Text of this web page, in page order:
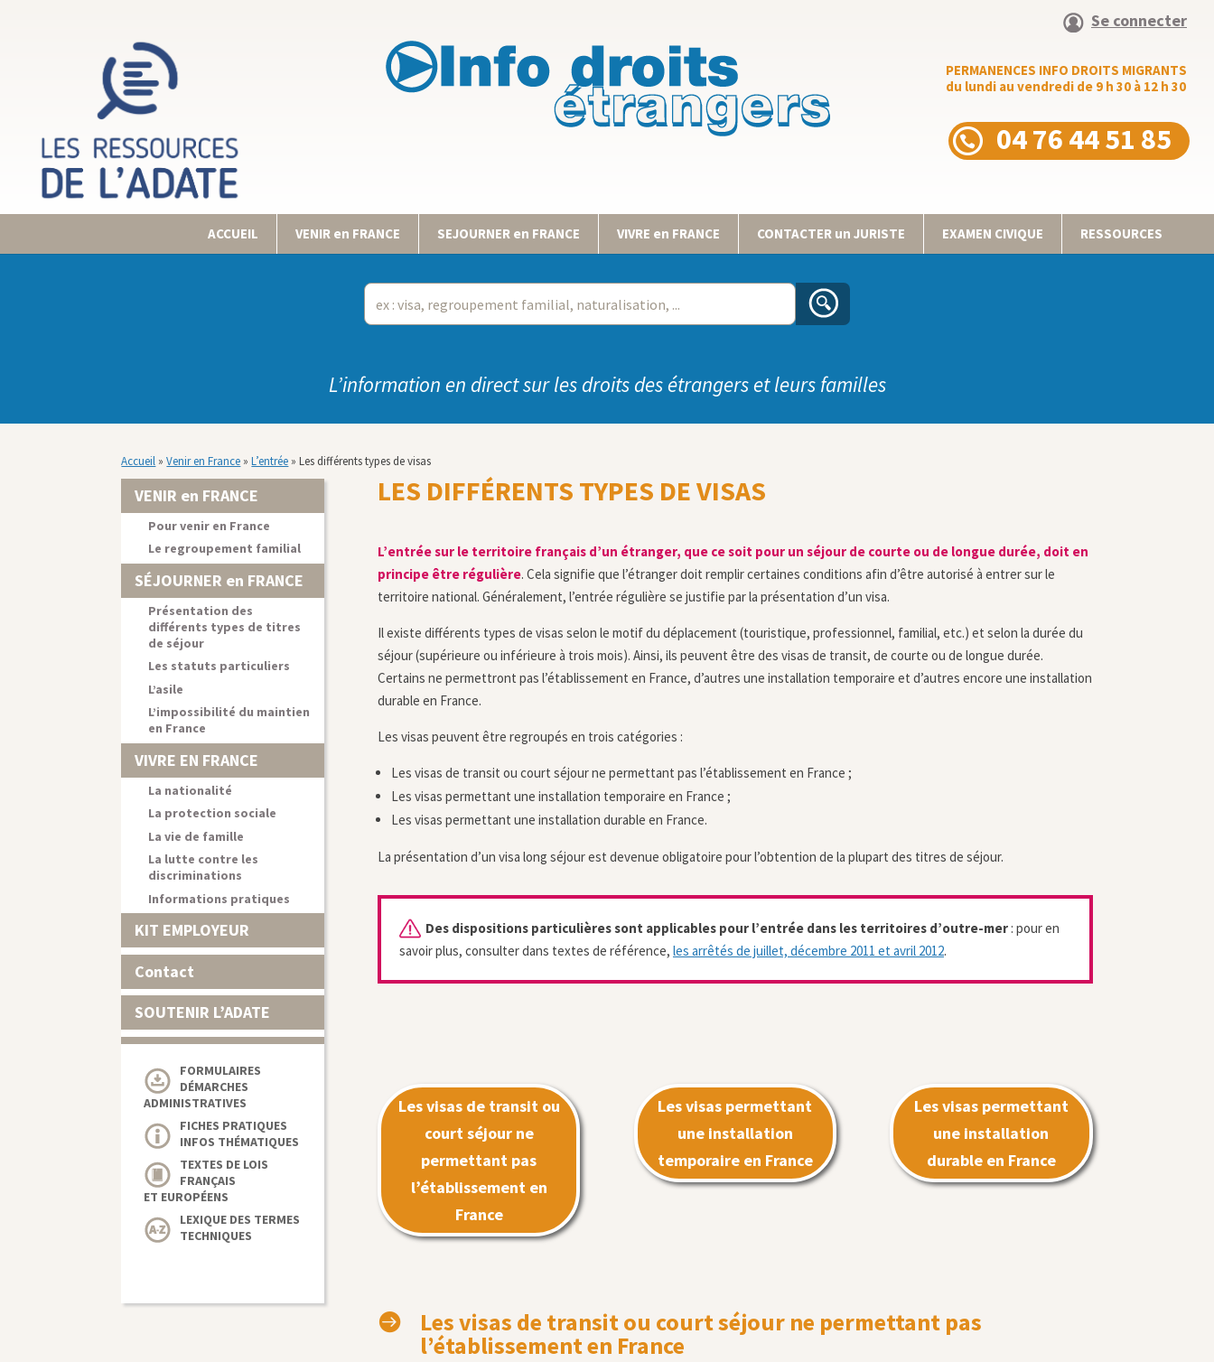
Se connecter
PERMANENCES INFO DROITS MIGRANTS
du lundi au vendredi de 9 h 30 à 12 h 30
04 76 44 51 85
ACCUEIL VENIR en FRANCE SEJOURNER en FRANCE VIVRE en FRANCE CONTACTER un JURISTE EXAMEN CIVIQUE RESSOURCES
L’information en direct sur les droits des étrangers et leurs familles
Accueil »Venir en France »L’entrée »Les différents types de visas
VENIR en FRANCE
Pour venir en France
Le regroupement familial
SÉJOURNER en FRANCE
Présentation des
différents types de titres
de séjour
Les statuts particuliers
L’asile
L’impossibilité du maintien
en France
VIVRE EN FRANCE
La nationalité
La protection sociale
La vie de famille
La lutte contre les
discriminations
Informations pratiques
KIT EMPLOYEUR
Contact
SOUTENIR L’ADATE
FORMULAIRES
DÉMARCHES
ADMINISTRATIVES
FICHES PRATIQUES
INFOS THÉMATIQUES
TEXTES DE LOIS
FRANÇAIS
ET EUROPÉENS
LEXIQUE DES TERMES
TECHNIQUES
LES DIFFÉRENTS TYPES DE VISAS
L’entrée sur le territoire français d’un étranger, que ce soit pour un séjour de courte ou de longue durée, doit en
principe être régulière. Cela signifie que l’étranger doit remplir certaines conditions afin d’être autorisé à entrer sur le
territoire national. Généralement, l’entrée régulière se justifie par la présentation d’un visa.
Il existe différents types de visas selon le motif du déplacement (touristique, professionnel, familial, etc.) et selon la durée du
séjour (supérieure ou inférieure à trois mois). Ainsi, ils peuvent être des visas de transit, de courte ou de longue durée.
Certains ne permettront pas l’établissement en France, d’autres une installation temporaire et d’autres encore une installation
durable en France.
Les visas peuvent être regroupés en trois catégories :
Les visas de transit ou court séjour ne permettant pas l’établissement en France ;
Les visas permettant une installation temporaire en France ;
Les visas permettant une installation durable en France.
La présentation d’un visa long séjour est devenue obligatoire pour l’obtention de la plupart des titres de séjour.
Des dispositions particulières sont applicables pour l’entrée dans les territoires d’outre-mer: pour en
savoir plus, consulter dans textes de référence, les arrêtés de juillet, décembre 2011 et avril 2012.
Les visas de transit ou
court séjour ne
permettant pas
l’établissement en
France
Les visas permettant
une installation
temporaire en France
Les visas permettant
une installation
durable en France
 Les visas de transit ou court séjour ne permettant pas
l’établissement en France